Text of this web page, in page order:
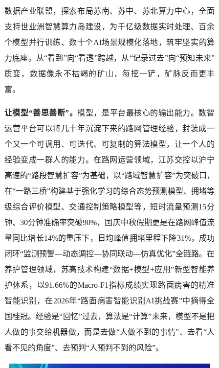
数据产业联盟，探索布局苏南、苏中、苏北算力中心，全面
支持世业洲智慧算力岛建设，为千亿级数据实时处理、百余
个模型并行训练、数十个AI场景规模化落地，筑牢坚实的算
力底座。从“看到”向“看透”跨越，从“记录过去”向“预知未来”
质变，数据像永不枯竭的矿山，每挖一铲，矿脉反而更丰
富。
让模型“善思善断”。模型，是平台最核心的输出能力。数智
运营平台可以将几十年沉淀下来的路网管理经验，封装成一
个又一个可调用、可迭代、可复制的算法模型，让一个人的
经验变成一群人的能力。在路网运营领域，江苏交控以沪宁
高速的“路段智慧扩容”为基础，以“路域智慧扩容”为突破口，
在“一路三桥”构建基于强化学习的综合态势预测模型、拥堵等
级综合评价模型、交通控制策略模型等，短时流量预测15分
钟、30分钟准确率突破90%，国庆中秋假期更是在路网峰值流
量同比增长14%的重压下，日均峰值拥堵里程下降31%，成功
闭环“监测预警—动态调控—协同联动—仿真优化”全链路。在
养护管理领域，苏高技术构建“数据+模型+应用”新型智能养
护体系，以91.66%的Macro-F1指标成绩实现路面病害的精准
智能识别，在2026年“路面病害智能识别AI挑战赛”中摘得全
国桂冠。经验是“回忆”过去，算法是“计算”未来，模型不是把
人做的事交给机器做，而是去做“人做不到的事情”、去看“人
看不见的角度”、去预判“人预判不到的风险”。